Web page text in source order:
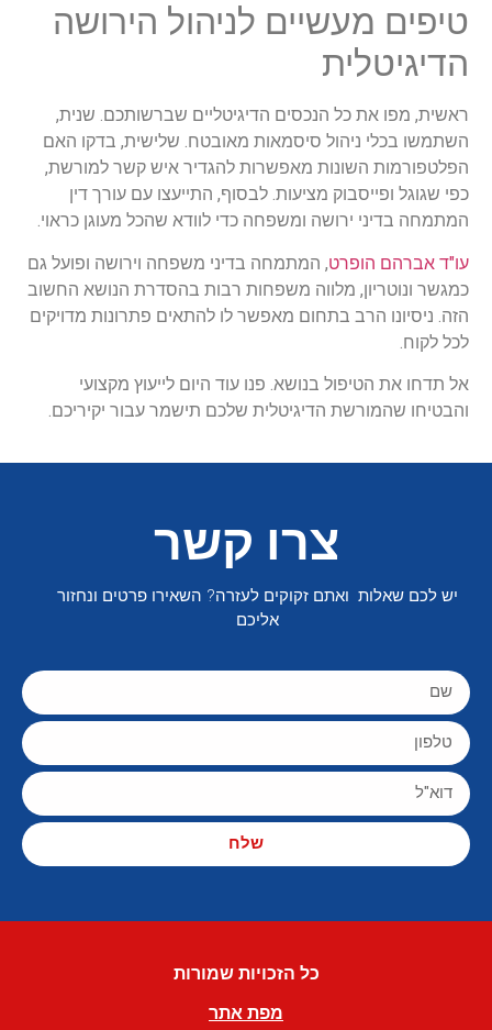
טיפים מעשיים לניהול הירושה
הדיגיטלית
ראשית, מפו את כל הנכסים הדיגיטליים שברשותכם. שנית,
השתמשו בכלי ניהול סיסמאות מאובטח. שלישית, בדקו האם
הפלטפורמות השונות מאפשרות להגדיר איש קשר למורשת,
כפי שגוגל ופייסבוק מציעות. לבסוף, התייעצו עם עורך דין
המתמחה בדיני ירושה ומשפחה כדי לוודא שהכל מעוגן כראוי.
עו"ד אברהם הופרט, המתמחה בדיני משפחה וירושה ופועל גם
כמגשר ונוטריון, מלווה משפחות רבות בהסדרת הנושא החשוב
הזה. ניסיונו הרב בתחום מאפשר לו להתאים פתרונות מדויקים
לכל לקוח.
אל תדחו את הטיפול בנושא. פנו עוד היום לייעוץ מקצועי
והבטיחו שהמורשת הדיגיטלית שלכם תישמר עבור יקיריכם.
צרו קשר
יש לכם שאלות ואתם זקוקים לעזרה? השאירו פרטים ונחזור
אליכם
שלח
כל הזכויות שמורות
מפת אתר